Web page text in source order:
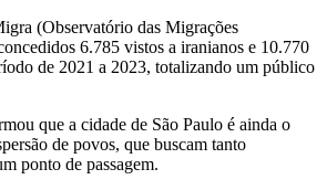
(Observatório das Migrações
6.785 vistos a iranianos e 10.770
de 2021 a 2023, totalizando um público
que a cidade de São Paulo é ainda o
de povos, que buscam tanto
ponto de passagem.